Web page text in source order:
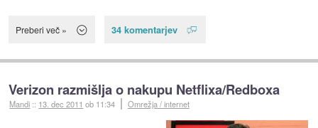
Preberi več » 34 komentarjev
Verizon razmišlja o nakupu Netflixa/Redboxa
Mandi :: 13. dec 2011 ob 11:34 Omrežja / internet